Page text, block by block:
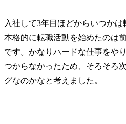
入社して3年目ほどからいつか
本格的に転職活動を始めたのは
です。かなりハードな仕事をや
つからなかったため、そろそろ
グなのかなと考えました。